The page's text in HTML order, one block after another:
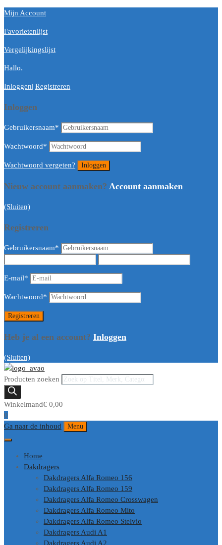
Mijn Account
Favorietenlijst
Vergelijkingslijst
Hallo.
Inloggen| Registreren
Inloggen
Gebruikersnaam*
Wachtwoord*
Wachtwoord vergeten?
Nieuw account aanmaken? Account aanmaken
(Sluiten)
Registreren
Gebruikersnaam*
E-mail*
Wachtwoord*
Heb je al een account? Inloggen
(Sluiten)
Producten zoeken
Winkelmand€ 0,00
0
Ga naar de inhoud
Menu
Home
Dakdragers
Dakdragers Alfa Romeo 156
Dakdragers Alfa Romeo 159
Dakdragers Alfa Romeo Crosswagen
Dakdragers Alfa Romeo Mito
Dakdragers Alfa Romeo Stelvio
Dakdragers Audi A1
Dakdragers Audi A2